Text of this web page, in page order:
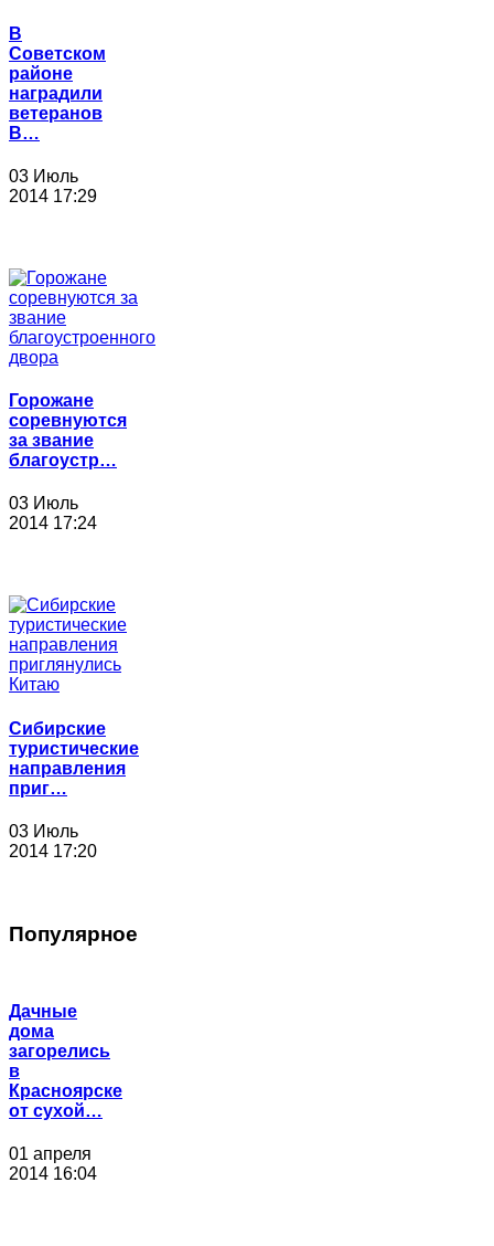
В
Советском
районе
наградили
ветеранов
В…
03 Июль
2014 17:29
Горожане
соревнуются
за звание
благоустр…
03 Июль
2014 17:24
Сибирские
туристические
направления
приг…
03 Июль
2014 17:20
Популярное
Дачные
дома
загорелись
в
Красноярске
от сухой…
01 апреля
2014 16:04